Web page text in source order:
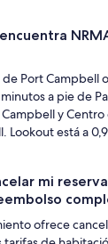
Port Campbell
a pie de
y
Lookout está a
mi
ofrece